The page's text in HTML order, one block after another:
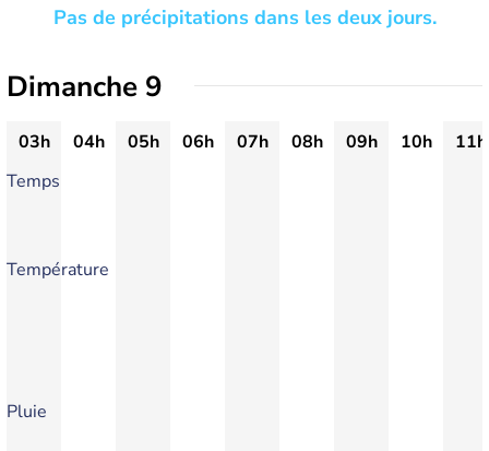
Pas de précipitations dans les deux jours.
Dimanche 9
03h 04h 05h 06h 07h 08h 09h 10h
11h
Temps
Température
Pluie